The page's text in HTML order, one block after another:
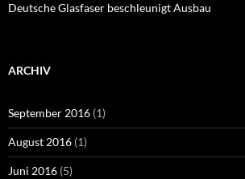
Deutsche Glasfaser beschleunigt Ausbau
ARCHIV
September 2016 (1)
August 2016 (1)
Juni 2016 (5)